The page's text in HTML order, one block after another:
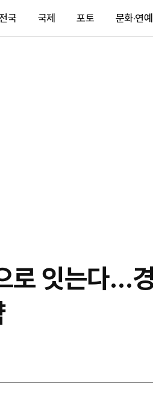
국 국제 포토 문화·연예
로 잇는다…